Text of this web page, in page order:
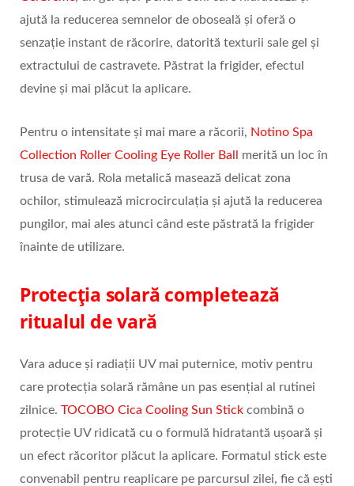
ajută la reducerea semnelor de oboseală și oferă o
senzație instant de răcorire, datorită texturii sale gel și
extractului de castravete. Păstrat la frigider, efectul
devine și mai plăcut la aplicare.
Pentru o intensitate și mai mare a răcorii, Notino Spa
Collection Roller Cooling Eye Roller Ball
merită un loc în
trusa de vară. Rola metalică masează delicat zona
ochilor, stimulează microcirculația și ajută la reducerea
pungilor, mai ales atunci când este păstrată la frigider
înainte de utilizare.
Protecția solară completează
ritualul de vară
Vara aduce și radiații UV mai puternice, motiv pentru
care protecția solară rămâne un pas esențial al rutinei
zilnice. TOCOBO Cica Cooling Sun Stick combină o
protecție UV ridicată cu o formulă hidratantă ușoară și
un efect răcoritor plăcut la aplicare. Formatul stick este
convenabil pentru reaplicare pe parcursul zilei, fie că ești